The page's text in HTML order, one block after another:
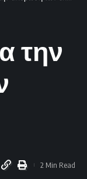
την
2 Min Read